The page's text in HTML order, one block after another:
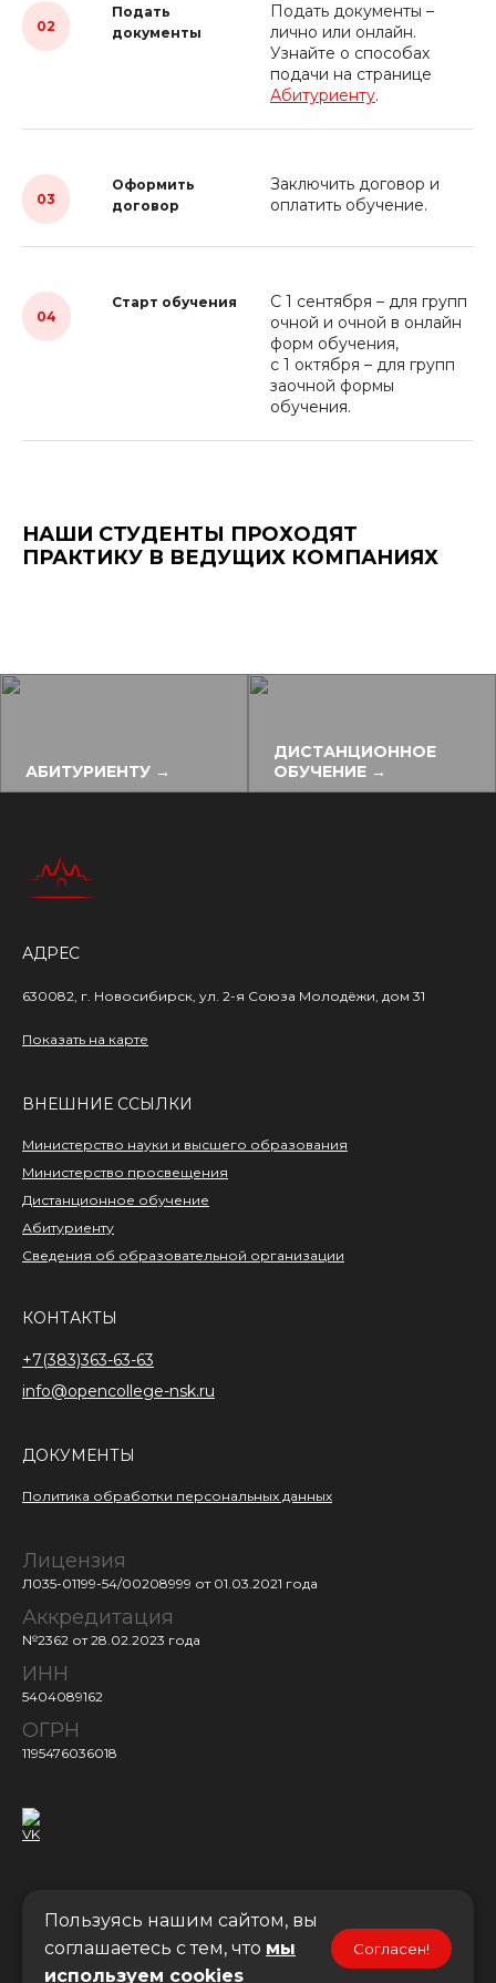
Пользуясь нашим сайтом, вы
соглашаетесь с тем, что мы
используем cookies
Согласен!
02
Подать
документы
Подать документы –
лично или онлайн.
Узнайте о способах
подачи на странице
Абитуриенту.
03
Оформить
договор
Заключить договор и
оплатить обучение.
04
Старт обучения
С 1 сентября – для групп
очной и очной в онлайн
форм обучения,
с 1 октября – для групп
заочной формы
обучения.
НАШИ СТУДЕНТЫ ПРОХОДЯТ
ПРАКТИКУ В ВЕДУЩИХ КОМПАНИЯХ
АБИТУРИЕНТУ →
ДИСТАНЦИОННОЕ
ОБУЧЕНИЕ →
АДРЕС
630082, г. Новосибирск, ул. 2-я Союза Молодёжи, дом 31
Показать на карте
ВНЕШНИЕ ССЫЛКИ
Министерство науки и высшего образования
Министерство просвещения
Дистанционное обучение
Абитуриенту
Сведения об образовательной организации
КОНТАКТЫ
+7(383)363-63-63
info@opencollege-nsk.ru
ДОКУМЕНТЫ
Политика обработки персональных данных
Лицензия
Л035-01199-54/00208999 от 01.03.2021 года
Аккредитация
№2362 от 28.02.2023 года
ИНН
5404089162
ОГРН
1195476036018
© 2019-2026 АНО СПО «Новосибирский городской
Поступить